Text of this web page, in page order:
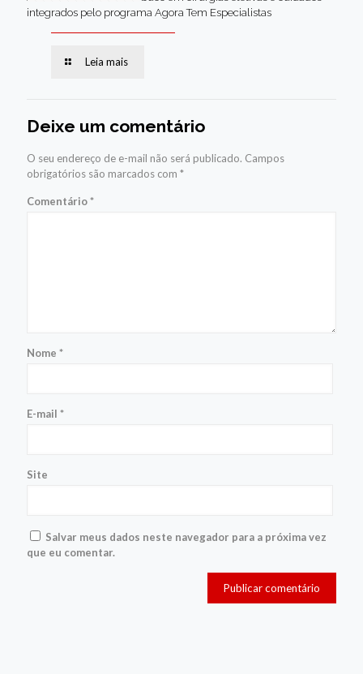
integrados pelo programa Agora Tem Especialistas
Leia mais
Deixe um comentário
O seu endereço de e-mail não será publicado. Campos
obrigatórios são marcados com *
Comentário*
Nome *
E-mail *
Site
Salvar meus dados neste navegador para a próxima vez
que eu comentar.